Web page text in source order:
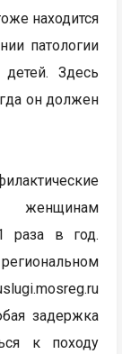
находится
патологии
Здесь
он должен
женщинам
раза в год.
задержка
к походу